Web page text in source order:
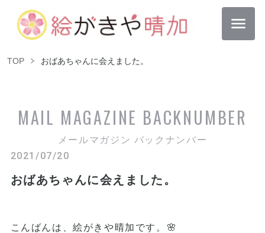
TOP おばあちゃんに会えました。
MAIL MAGAZINE BACKNUMBER
メールマガジン バックナンバー
2021/07/20
おばあちゃんに会えました。
こんばんは、絵がきや晴加です。🌸